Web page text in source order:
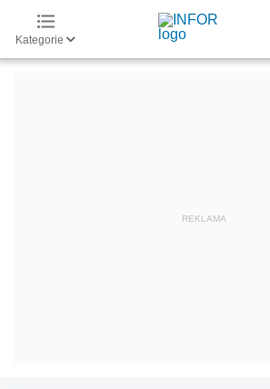
Kategorie